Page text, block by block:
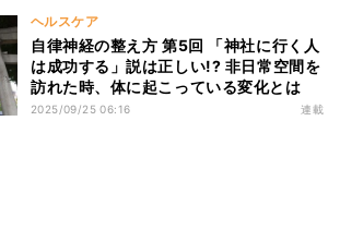
ヘルスケア
自律神経の整え方 第5回 「神社に行く人
は成功する」説は正しい!? 非日常空間を
訪れた時、体に起こっている変化とは
2025/09/25 06:16 連載